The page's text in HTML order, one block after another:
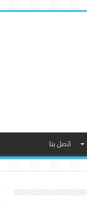
اتصل بنا